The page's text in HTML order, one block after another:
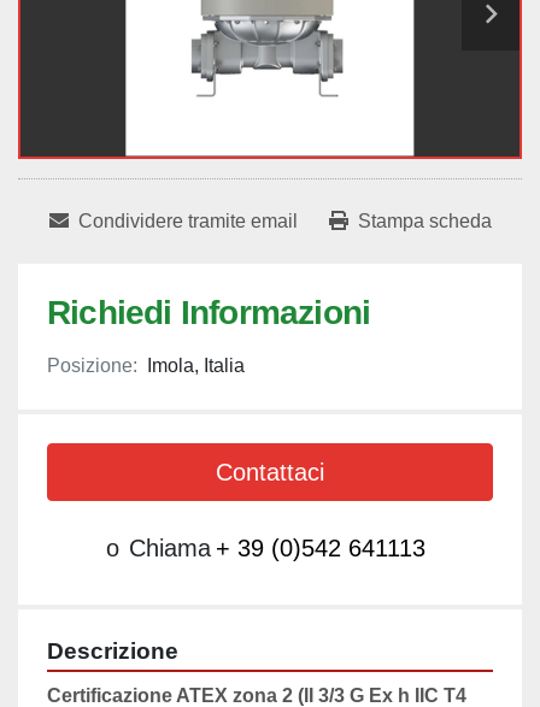
Condividere tramite email Stampa scheda
Richiedi Informazioni
Posizione: Imola, Italia
Contattaci
o Chiama + 39 (0)542 641113
Descrizione
Certificazione ATEX zona 2 (II 3/3 G Ex h IIC T4